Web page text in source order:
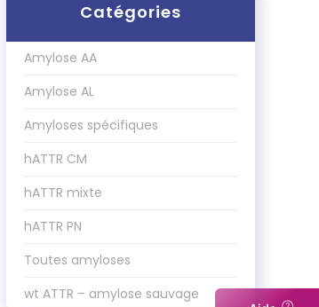
Catégories
Amylose AA
Amylose AL
Amyloses spécifiques
hATTR CM
hATTR mixte
hATTR PN
Toutes amyloses
wt ATTR – amylose sauvage